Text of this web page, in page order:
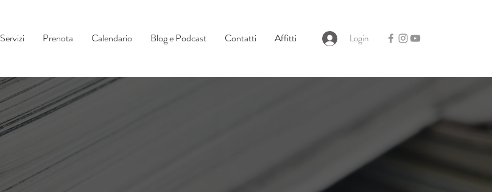
Servizi Prenota Calendario Blog e Podcast Contatti Affitti Login